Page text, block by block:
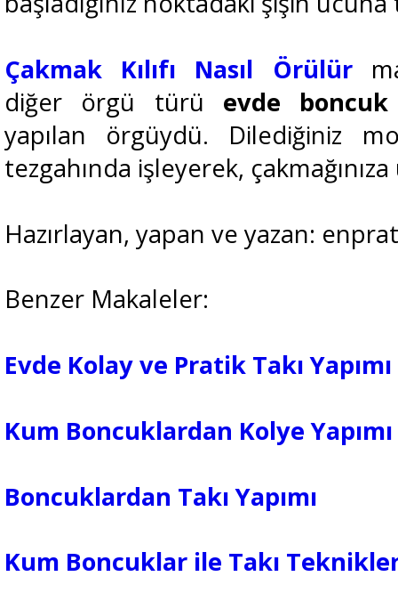
Çakmak Kılıfı Nasıl Örülür
diğer örgü türü evde
yapılan örgüydü. Dilediğiniz
tezgahında işleyerek,
Hazırlayan, yapan ve yazan:
Benzer Makaleler:
Evde Kolay ve Pratik Takı Yapımı
Kum Boncuklardan Kolye Yapımı
Boncuklardan Takı Yapımı
Kum Boncuklar ile Takı